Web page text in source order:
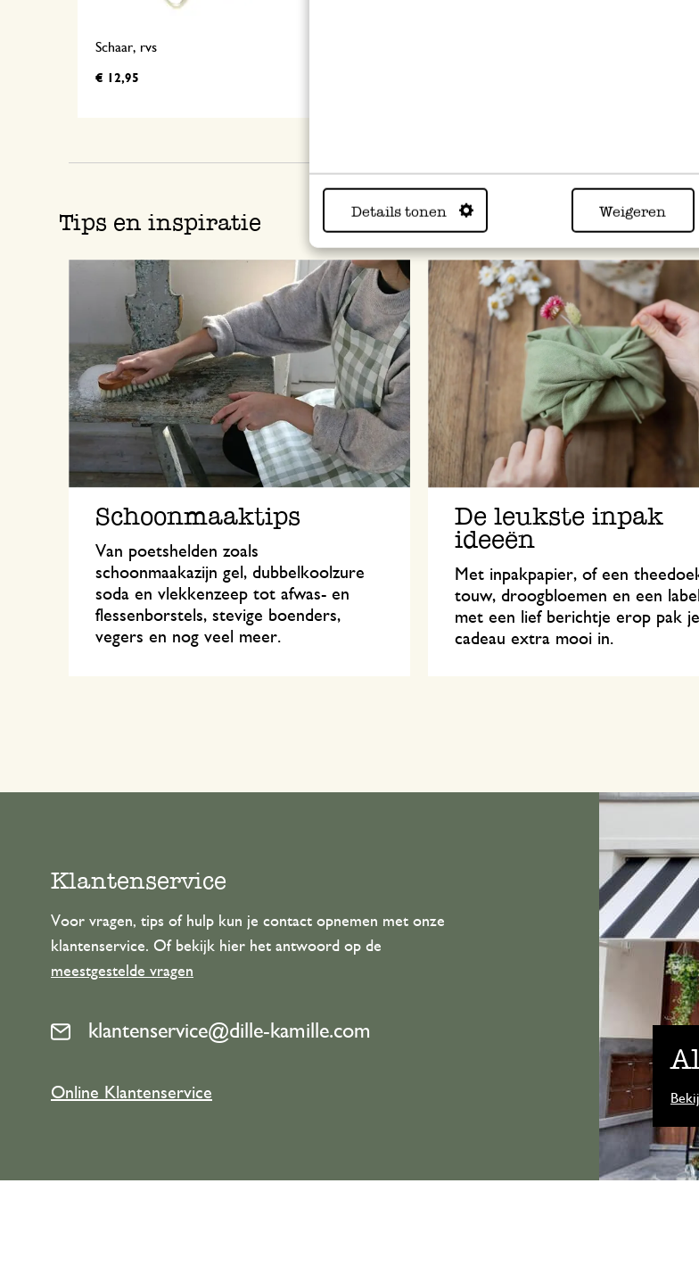
Details tonen Weigeren
Schaar, rvs
€ 12,95
Tips en inspiratie
Schoonmaaktips
Van poetshelden zoals
schoonmaakazijn gel, dubbelkoolzure
soda en vlekkenzeep tot afwas- en
flessenborstels, stevige boenders,
vegers en nog veel meer.
De leukste inpak
ideeën
Met inpakpapier, of een
touw, droogbloemen en een
met een lief berichtje erop pak
cadeau extra mooi in.
Klantenservice
Voor vragen, tips of hulp kun je contact opnemen met onze
klantenservice. Of bekijk hier het antwoord op de
meestgestelde vragen
klantenservice@dille-kamille.com
Online Klantenservice